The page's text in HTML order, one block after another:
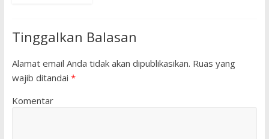
Tinggalkan Balasan
Alamat email Anda tidak akan dipublikasikan. Ruas yang
wajib ditandai *
Komentar